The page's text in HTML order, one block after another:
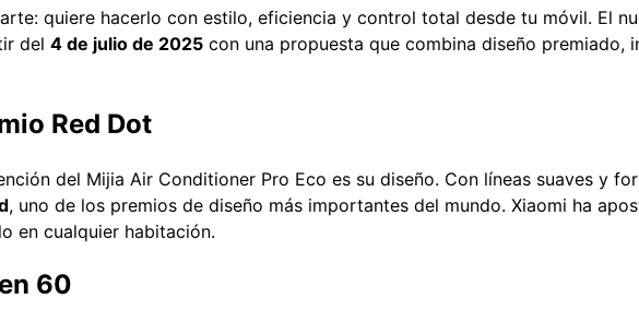
quiere hacerlo con estilo, eficiencia y control total desde tu móvil. El
del 4 de julio de 2025 con una propuesta que combina diseño premiado,
Red Dot
del Mijia Air Conditioner Pro Eco es su diseño. Con líneas suaves y
, uno de los premios de diseño más importantes del mundo. Xiaomi ha
en cualquier habitación.
60